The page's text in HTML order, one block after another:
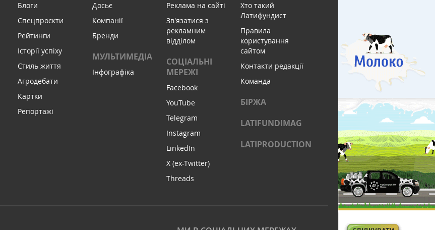
Блоги
Спецпроєкти
Рейтинги
Історії успіху
Стиль життя
Агродебати
Картки
Репортажі
Досьє
Компанії
Бренди
МУЛЬТИМЕДІА
Інфографіка
Реклама на сайті
Зв'язатися з
рекламним
відділом
СОЦІАЛЬНІ
МЕРЕЖІ
Facebook
YouTube
Telegram
Instagram
LinkedIn
X (ex-Twitter)
Threads
Хто такий
Латифундист
Правила
користування
сайтом
Контакти редакції
Команда
БІРЖА
LATIFUNDIMAG
LATIPRODUCTION